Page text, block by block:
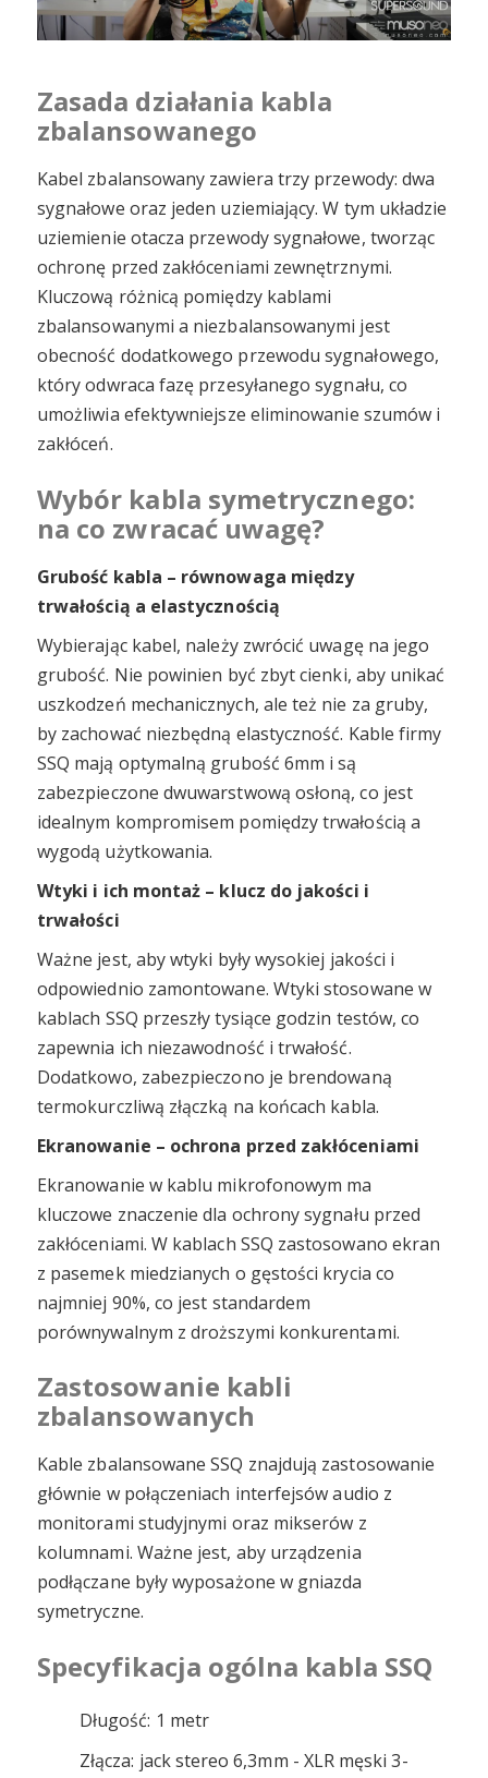
Zasada działania kabla
zbalansowanego
Kabel zbalansowany zawiera trzy przewody: dwa
sygnałowe oraz jeden uziemiający. W tym układzie
uziemienie otacza przewody sygnałowe, tworząc
ochronę przed zakłóceniami zewnętrznymi.
Kluczową różnicą pomiędzy kablami
zbalansowanymi a niezbalansowanymi jest
obecność dodatkowego przewodu sygnałowego,
który odwraca fazę przesyłanego sygnału, co
umożliwia efektywniejsze eliminowanie szumów i
zakłóceń.
Wybór kabla symetrycznego:
na co zwracać uwagę?
Grubość kabla – równowaga między
trwałością a elastycznością
Wybierając kabel, należy zwrócić uwagę na jego
grubość. Nie powinien być zbyt cienki, aby unikać
uszkodzeń mechanicznych, ale też nie za gruby,
by zachować niezbędną elastyczność. Kable firmy
SSQ mają optymalną grubość 6mm i są
zabezpieczone dwuwarstwową osłoną, co jest
idealnym kompromisem pomiędzy trwałością a
wygodą użytkowania.
Wtyki i ich montaż – klucz do jakości i
trwałości
Ważne jest, aby wtyki były wysokiej jakości i
odpowiednio zamontowane. Wtyki stosowane w
kablach SSQ przeszły tysiące godzin testów, co
zapewnia ich niezawodność i trwałość.
Dodatkowo, zabezpieczono je brendowaną
termokurczliwą złączką na końcach kabla.
Ekranowanie – ochrona przed zakłóceniami
Ekranowanie w kablu mikrofonowym ma
kluczowe znaczenie dla ochrony sygnału przed
zakłóceniami. W kablach SSQ zastosowano ekran
z pasemek miedzianych o gęstości krycia co
najmniej 90%, co jest standardem
porównywalnym z droższymi konkurentami.
Zastosowanie kabli
zbalansowanych
Kable zbalansowane SSQ znajdują zastosowanie
głównie w połączeniach interfejsów audio z
monitorami studyjnymi oraz mikserów z
kolumnami. Ważne jest, aby urządzenia
podłączane były wyposażone w gniazda
symetryczne.
Specyfikacja ogólna kabla SSQ
Długość: 1 metr
Złącza: jack stereo 6,3mm - XLR męski 3-